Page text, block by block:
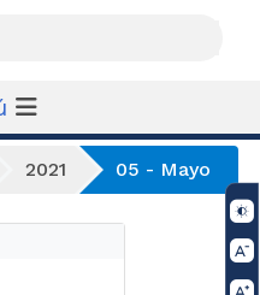
2021 05 - Mayo